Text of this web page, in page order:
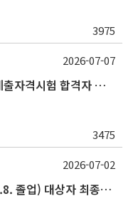
3975
2026학년도 2학기 석·박사 논문제출자격시험 합격자 공고(TSQ Exam Result)
3475
2026-07-07
2025학년도 후기 학위수여(2026.8. 졸업) 대상자 최종인준 논문 제출 안내
2026-07-02